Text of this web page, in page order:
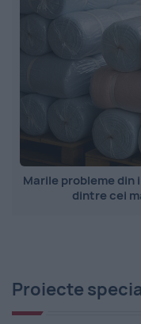
Marile probleme
dintre cei
Proiecte